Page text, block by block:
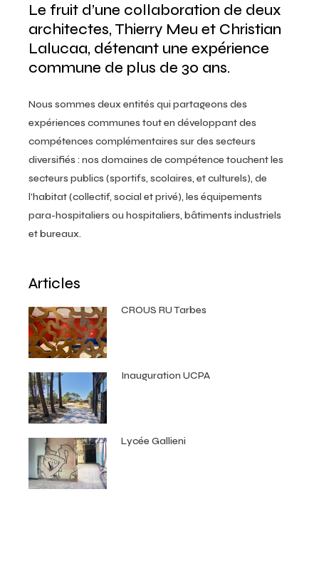
Le fruit d’une collaboration de deux
architectes, Thierry Meu et Christian
Lalucaa, détenant une expérience
commune de plus de 30 ans.
Nous sommes deux entités qui partageons des
expériences communes tout en développant des
compétences complémentaires sur des secteurs
diversifiés : nos domaines de compétence touchent les
secteurs publics (sportifs, scolaires, et culturels), de
l’habitat (collectif, social et privé), les équipements
para-hospitaliers ou hospitaliers, bâtiments industriels
et bureaux.
Articles
CROUS RU Tarbes
Inauguration UCPA
Lycée Gallieni